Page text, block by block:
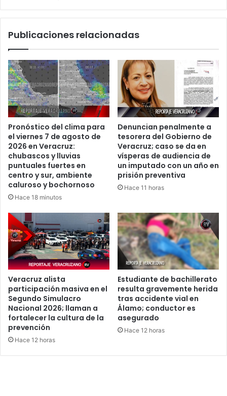
riña
Publicaciones relacionadas
Pronóstico del clima para
el viernes 7 de agosto de
2026 en Veracruz:
chubascos y lluvias
puntuales fuertes en
centro y sur, ambiente
caluroso y bochornoso
Hace 18 minutos
Denuncian penalmente a
tesorera del Gobierno de
Veracruz; caso se da en
vísperas de audiencia de
un imputado con un año en
prisión preventiva
Hace 11 horas
Veracruz alista
participación masiva en el
Segundo Simulacro
Nacional 2026; llaman a
fortalecer la cultura de la
prevención
Hace 12 horas
Estudiante de bachillerato
resulta gravemente herida
tras accidente vial en
Álamo; conductor es
asegurado
Hace 12 horas